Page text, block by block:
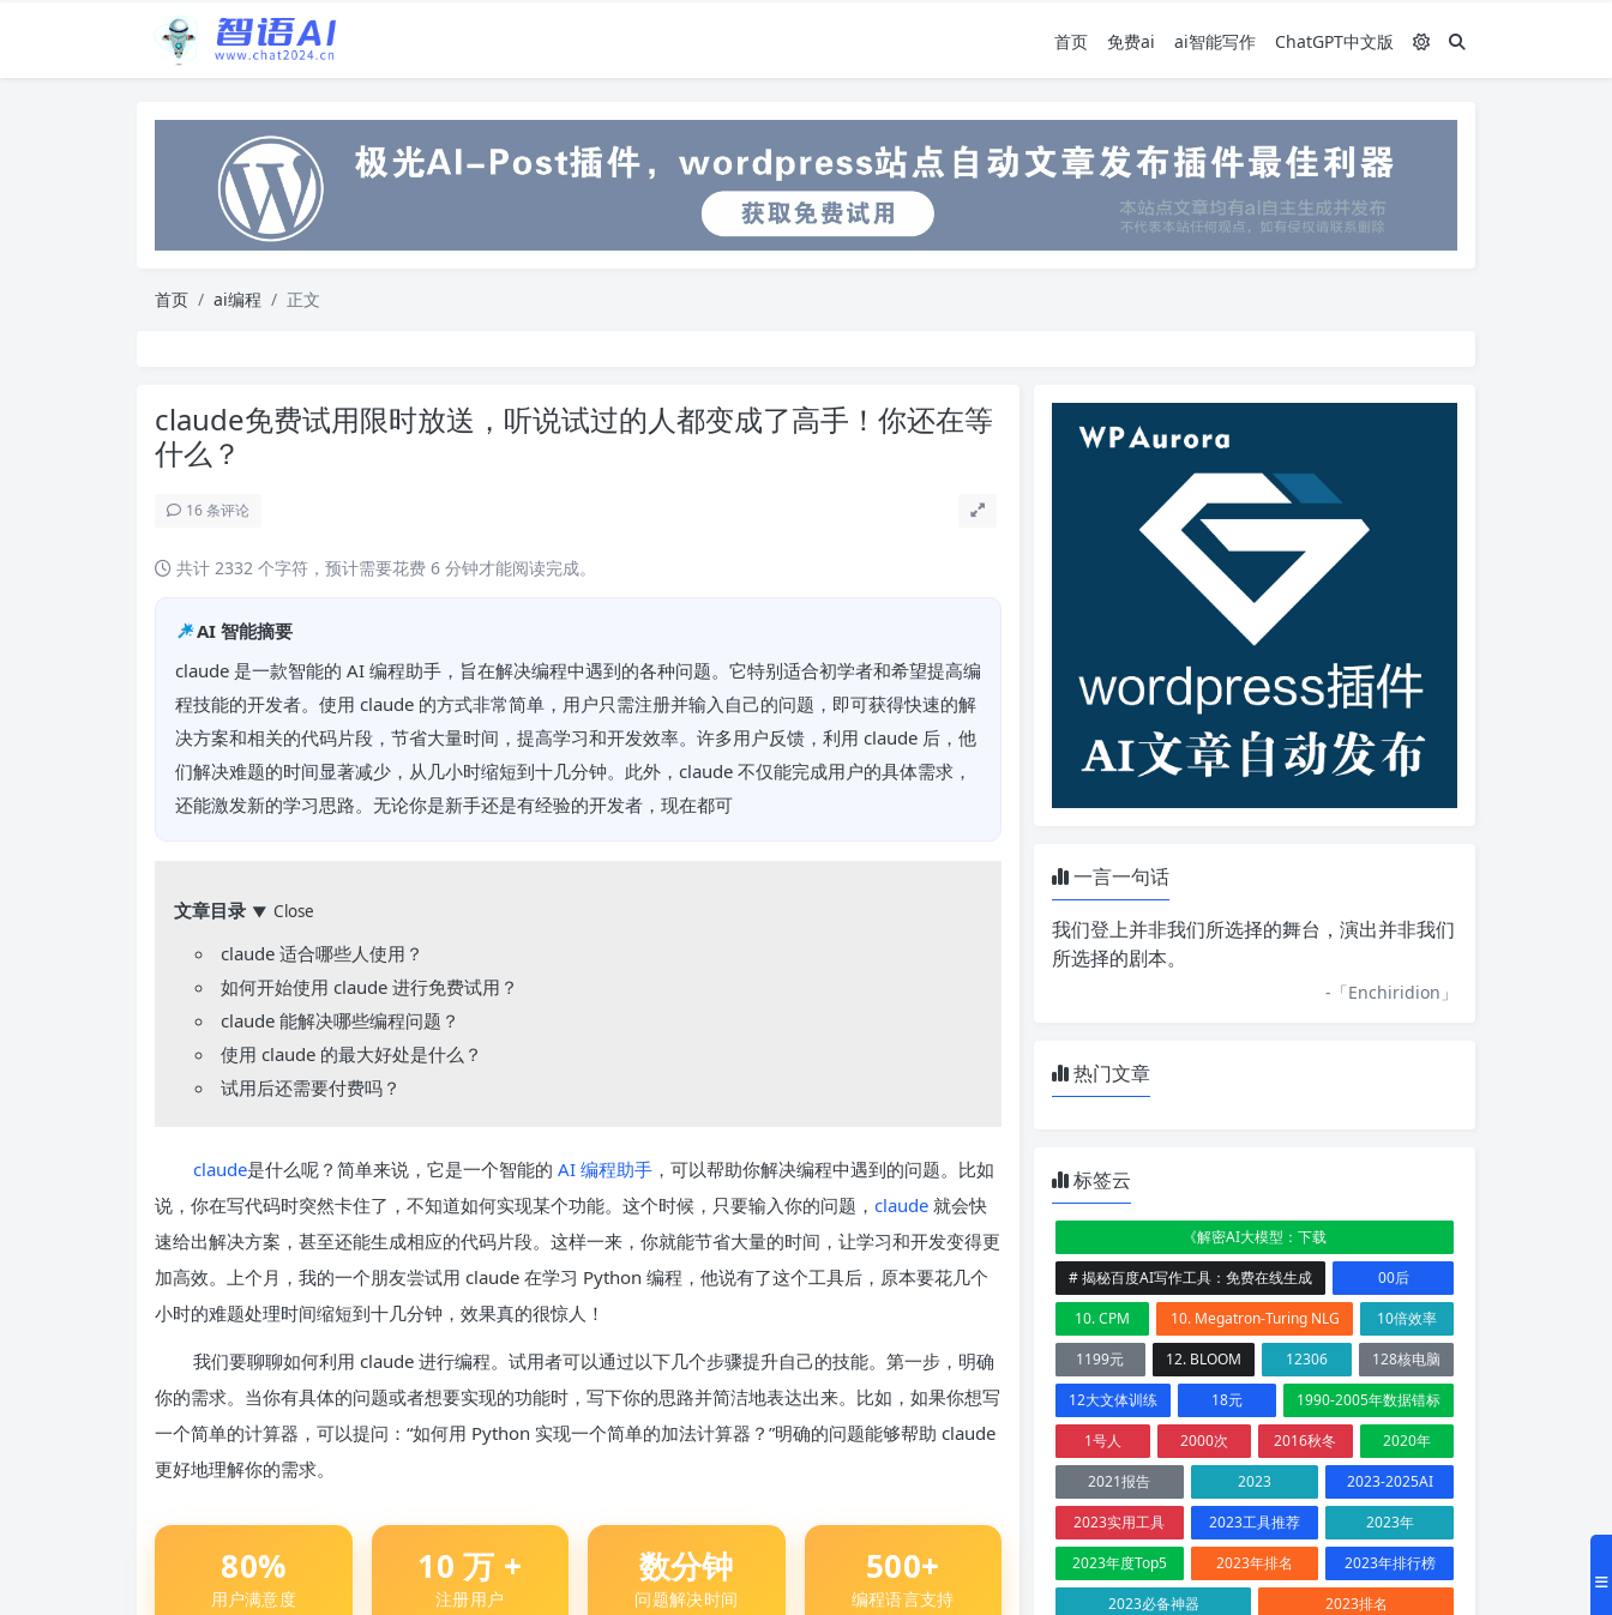
首页 免费ai ai智能写作 ChatGPT中文版
首页 ai编程 正文
claude免费试用限时放送，听说试过的人都变成了高手！你还在等
什么？
16 条评论
共计 2332 个字符，预计需要花费 6 分钟才能阅读完成。
AI 智能摘要
claude 是一款智能的 AI 编程助手，旨在解决编程中遇到的各种问题。它特别适合初学者和希望提高编
程技能的开发者。使用 claude 的方式非常简单，用户只需注册并输入自己的问题，即可获得快速的解
决方案和相关的代码片段，节省大量时间，提高学习和开发效率。许多用户反馈，利用 claude 后，他
们解决难题的时间显著减少，从几小时缩短到十几分钟。此外，claude 不仅能完成用户的具体需求，
还能激发新的学习思路。无论你是新手还是有经验的开发者，现在都可
文章目录 ▼ Close
claude 适合哪些人使用？
如何开始使用 claude 进行免费试用？
claude 能解决哪些编程问题？
使用 claude 的最大好处是什么？
试用后还需要付费吗？
claude是什么呢？简单来说，它是一个智能的 AI 编程助手 ，可以帮助你解决编程中遇到的问题。比如
说，你在写代码时突然卡住了，不知道如何实现某个功能。这个时候，只要输入你的问题， claude 就会快
速给出解决方案，甚至还能生成相应的代码片段。这样一来，你就能节省大量的时间，让学习和开发变得更
加高效。上个月，我的一个朋友尝试用 claude 在学习 Python 编程，他说有了这个工具后，原本要花几个
小时的难题处理时间缩短到十几分钟，效果真的很惊人！
我们要聊聊如何利用 claude 进行编程。试用者可以通过以下几个步骤提升自己的技能。第一步，明确
你的需求。当你有具体的问题或者想要实现的功能时，写下你的思路并简洁地表达出来。比如，如果你想写
一个简单的计算器，可以提问：“如何用 Python 实现一个简单的加法计算器？”明确的问题能够帮助 claude
更好地理解你的需求。
80%
用户满意度
10 万 +
注册用户
数分钟
问题解决时间
500+
编程语言支持
一言一句话
我们登上并非我们所选择的舞台，演出并非我们
所选择的剧本。
-「Enchiridion 」
热门文章
标签云
《解密AI大模型：下载
# 揭秘百度AI写作工具：免费在线生成
00后
10. CPM
10. Megatron-Turing NLG
10倍效率
1199元
12. BLOOM 12306
128核电脑
12大文体训练
18元
1990-2005年数据错标
1号人
2000次 2016秋冬
2020年
2021报告
2023
2023-2025AI
2023实用工具
2023工具推荐
2023年
2023年度Top5
2023年排名
2023年排行榜
2023必备神器
2023排名